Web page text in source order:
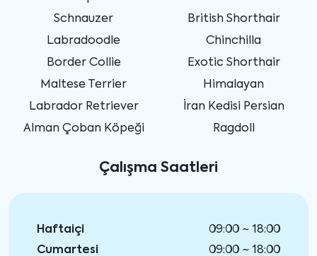
Schnauzer
Labradoodle
Border Collie
Maltese Terrier
Labrador Retriever
Alman Çoban Köpeği
British Shorthair
Chinchilla
Exotic Shorthair
Himalayan
İran Kedisi Persian
Ragdoll
Çalışma Saatleri
Haftaiçi
09:00 ~ 18:00
Cumartesi
09:00 ~ 18:00